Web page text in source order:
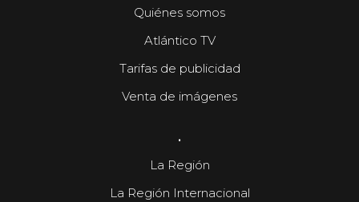
Quiénes somos
Atlántico TV
Tarifas de publicidad
Venta de imágenes
.
La Región
La Región Internacional